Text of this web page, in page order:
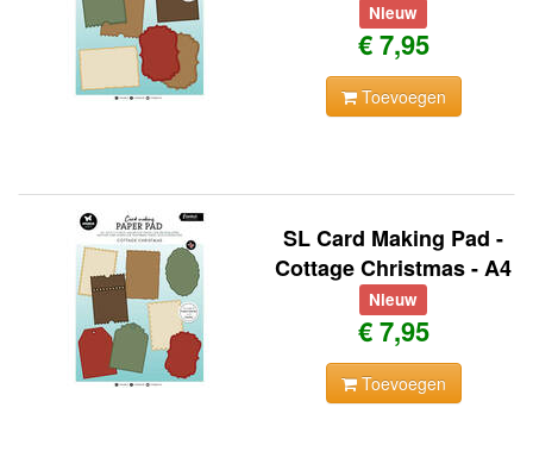
Nieuw
€ 7,95
Toevoegen
SL Card Making Pad -
Cottage Christmas - A4
Nieuw
€ 7,95
Toevoegen